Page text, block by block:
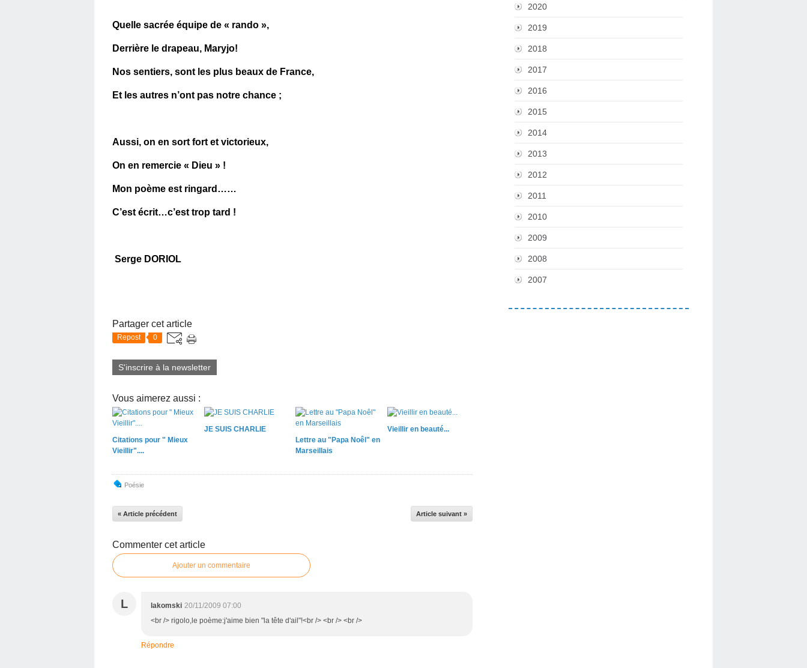
Quelle sacrée équipe de « rando »,
Derrière le drapeau, Maryjo!
Nos sentiers, sont les plus beaux de France,
Et les autres n’ont pas notre chance ;
Aussi, on en sort fort et victorieux,
On en remercie « Dieu » !
Mon poème est ringard……
C’est écrit…c’est trop tard !
Serge DORIOL
Partager cet article
Repost 0
S'inscrire à la newsletter
Vous aimerez aussi :
Citations pour " Mieux
Vieillir"....
JE SUIS CHARLIE
Lettre au "Papa Noêl" en
Marseillais
Vieillir en beauté...
Poésie
« Article précédent Article suivant »
Commenter cet article
Ajouter un commentaire
L lakomski 20/11/2009 07:00
<br /> rigolo,le poème:j'aime bien "la tête d'ail"!<br /> <br /> <br />
Répondre
2020
2019
2018
2017
2016
2015
2014
2013
2012
2011
2010
2009
2008
2007